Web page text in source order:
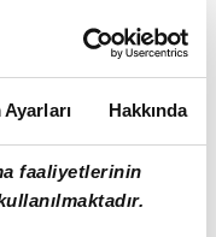
Hakkında
faaliyetlerinin